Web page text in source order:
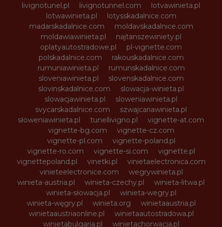
livignotunel.pl
livignotunnel.com
lotvawinieta.pl
lotwawinieta.pl
lotysskadalnice.com
madarskadalnice.com
moldavskadalnice.com
moldawiawinieta.pl
najtanszewiniety.pl
oplatyautostradowe.pl
pl-vignette.com
polskadalnice.com
rakouskadalnice.com
rumuniawinieta.pl
rumunskadalnice.com
sloveniawinieta.pl
slovenskadalnice.com
slovinskadalnice.com
slowacja-winieta.pl
slowacjawinieta.pl
sloweniawinieta.pl
svycarskadalnice.com
szwajcariawinieta.pl
słoweniawinieta.pl
tunellivigno.pl
vignette-at.com
vignette-bg.com
vignette-cz.com
vignette-pl.com
vignette-poland.pl
vignette-ro.com
vignette-si.com
vignette.pl
vignettepoland.pl
vinetki.pl
vinietaelectronica.com
vinieteelectronice.com
wegrywinieta.pl
winieta-austria.pl
winieta-czechy.pl
winieta-litwa.pl
winieta-słowacja.pl
winieta-wegry.pl
winieta-węgry.pl
winieta.org
winietaaustria.pl
winietaaustriaonline.pl
winietaautostradowa.pl
winietabulgaria.pl
winietachorwacja.pl